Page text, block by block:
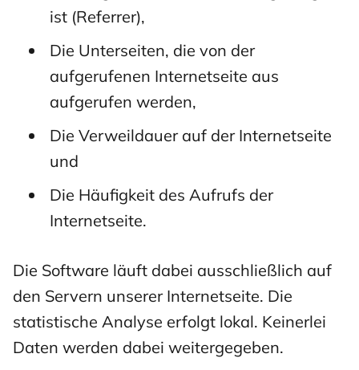
ist (Referrer),
Die Unterseiten, die von der
aufgerufenen Internetseite aus
aufgerufen werden,
Die Verweildauer auf der Internetseite
und
Die Häufigkeit des Aufrufs der
Internetseite.
Die Software läuft dabei ausschließlich auf
den Servern unserer Internetseite. Die
statistische Analyse erfolgt lokal. Keinerlei
Daten werden dabei weitergegeben.